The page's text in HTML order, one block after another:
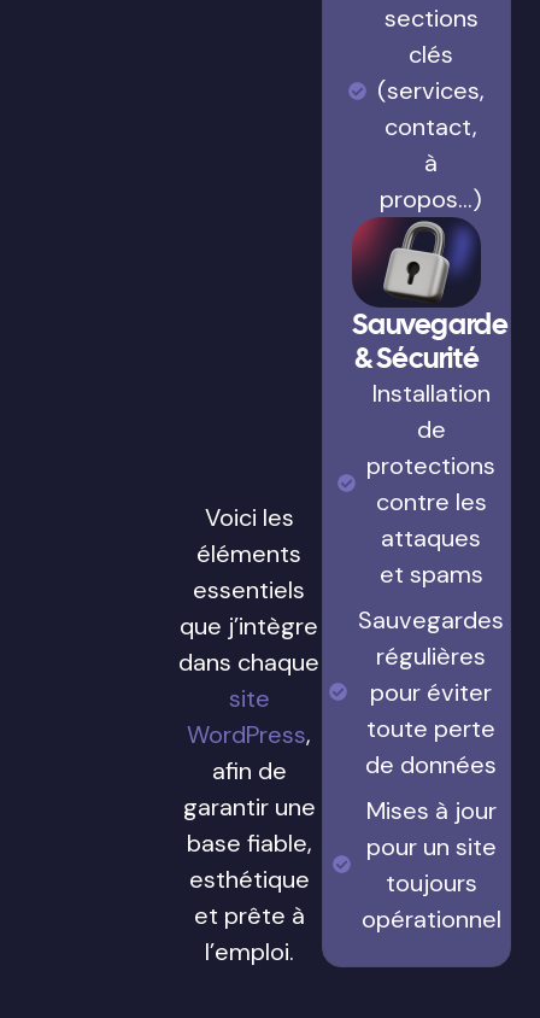
Voici les
éléments
essentiels
que j’intègre
dans chaque
site
WordPress,
afin de
garantir une
base fiable,
esthétique
et prête à
l’emploi.
sections
clés
(services,
contact,
à
propos…)
Sauvegarde
& Sécurité
Installation
de
protections
contre les
attaques
et spams
Sauvegardes
régulières
pour éviter
toute perte
de données
Mises à jour
pour un site
toujours
opérationnel